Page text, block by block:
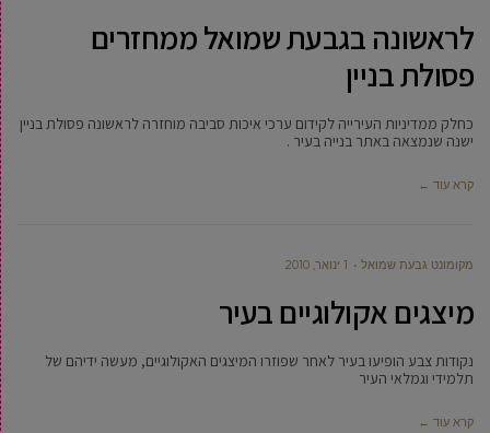
לראשונה בגבעת שמואל ממחזרים
פסולת בניין
כחלק ממדיניות העירייה לקידום ערכי איכות סביבה מוחזרה לראשונה פסולת בניין
ישנה שנמצאה באתר בנייה בעיר .
קרא עוד ←
מקומונט גבעת שמואל 1 ינואר, 2010
מיצגים אקולוגיים בעיר
נקודות צבע הופיעו בעיר לאחר שפוזרו המיצגים האקולוגיים, מעשה ידיהם של
תלמידי וגמלאי העיר
קרא עוד ←